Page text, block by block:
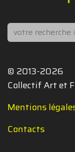
Rechercher
© 2013-2026
Collectif Art et
Mentions
Contacts